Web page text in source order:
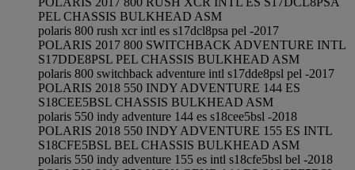
PEL CHASSIS BULKHEAD ASM
polaris 800 rush xcr intl es s17dcl8psa pel -2017
POLARIS 2017 800 SWITCHBACK ADVENTURE INTL
S17DDE8PSL PEL CHASSIS BULKHEAD ASM
polaris 800 switchback adventure intl s17dde8psl pel -2017
POLARIS 2018 550 INDY ADVENTURE 144 ES
S18CEE5BSL CHASSIS BULKHEAD ASM
polaris 550 indy adventure 144 es s18cee5bsl -2018
POLARIS 2018 550 INDY ADVENTURE 155 ES INTL
S18CFE5BSL BEL CHASSIS BULKHEAD ASM
polaris 550 indy adventure 155 es intl s18cfe5bsl bel -2018